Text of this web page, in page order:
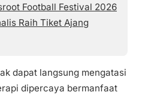
Football Festival 2026
Raih Tiket Ajang
dapat langsung mengatasi
dipercaya bermanfaat